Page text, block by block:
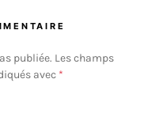
publiée. Les champs
avec *